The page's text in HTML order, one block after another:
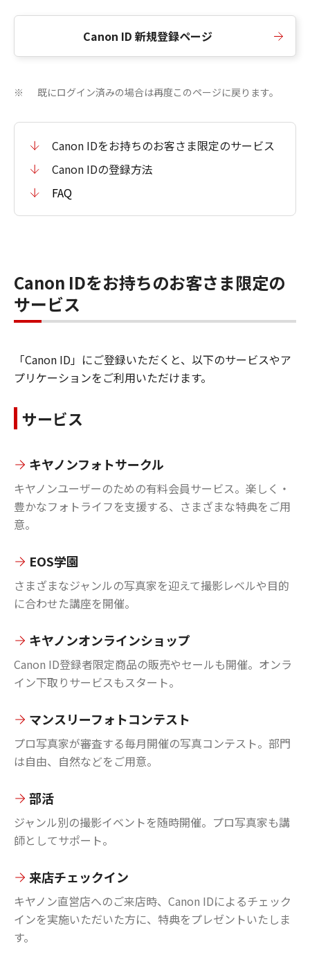
Canon ID 新規登録ページ
※ 既にログイン済みの場合は再度このページに戻ります。
Canon IDをお持ちのお客さま限定のサービス
Canon IDの登録方法
FAQ
Canon IDをお持ちのお客さま限定の
サービス
「Canon ID」にご登録いただくと、以下のサービスやア
プリケーションをご利用いただけます。
サービス
キヤノンフォトサークル
キヤノンユーザーのための有料会員サービス。楽しく・
豊かなフォトライフを支援する、さまざまな特典をご用
意。
EOS学園
さまざまなジャンルの写真家を迎えて撮影レベルや目的
に合わせた講座を開催。
キヤノンオンラインショップ
Canon ID登録者限定商品の販売やセールも開催。オンラ
イン下取りサービスもスタート。
マンスリーフォトコンテスト
プロ写真家が審査する毎月開催の写真コンテスト。部門
は自由、自然などをご用意。
部活
ジャンル別の撮影イベントを随時開催。プロ写真家も講
師としてサポート。
来店チェックイン
キヤノン直営店へのご来店時、Canon IDによるチェック
インを実施いただいた方に、特典をプレゼントいたしま
す。